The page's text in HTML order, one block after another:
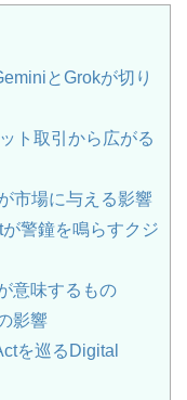
とGrokが切り
ト取引から広がる
市場に与える影響
警鐘を鳴らすクジ
意味するもの
影響
を巡るDigital